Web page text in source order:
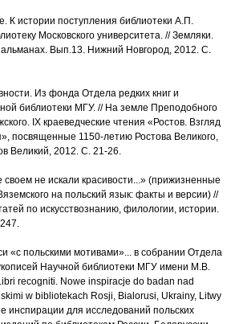
К истории поступления библиотеки А.П.
Московского университета. // Земляки.
альманах. Вып.13. Нижний Новгород, 2012. С.
Из фонда Отдела редких книг и
библиотеки МГУ. // На земле Преподобного
IX краеведческие чтения «Ростов. Взгляд
посвященные 1150-летию Ростова Великого,
Великий, 2012. С. 21-26.
не искали красивости...» (прижизненные
на польский язык: факты и версии) //
по искусствознанию, филологии, истории.
«с польскими мотивами»... в собрании Отдела
Научной библиотеки МГУ имени М.В.
recogniti. Nowe inspiracje do badan nad
w bibliotekach Rosji, Bialorusi, Ukrainy, Litwy
инспирации для исследований польских